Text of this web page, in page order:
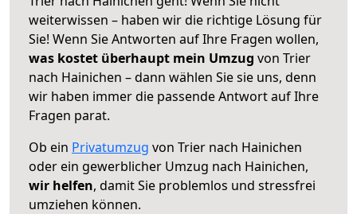
weiterwissen – haben wir die richtige Lösung für
Sie! Wenn Sie Antworten auf Ihre Fragen wollen,
was kostet überhaupt mein Umzug von Trier
nach Hainichen – dann wählen Sie sie uns, denn
wir haben immer die passende Antwort auf Ihre
Fragen parat.
Ob ein Privatumzug von Trier nach Hainichen
oder ein gewerblicher Umzug nach Hainichen,
wir helfen, damit Sie problemlos und stressfrei
umziehen können.